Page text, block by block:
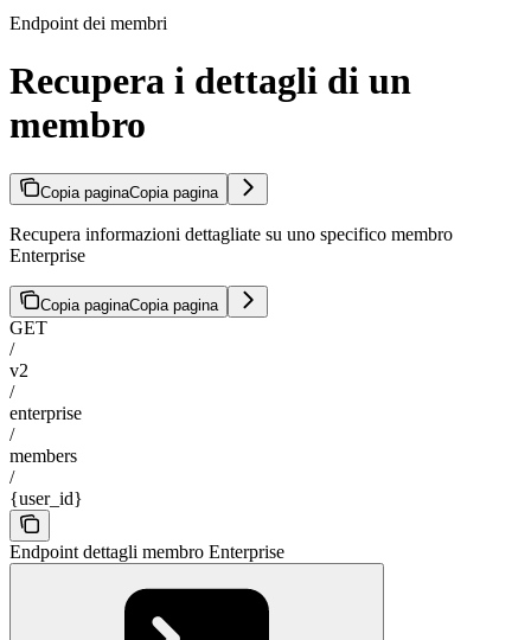
Endpoint dei membri
Recupera i dettagli di un
membro
Copia paginaCopia pagina
Recupera informazioni dettagliate su uno specifico membro
Enterprise
Copia paginaCopia pagina
GET
/
v2
/
enterprise
/
members
/
{user_id}
Endpoint dettagli membro Enterprise